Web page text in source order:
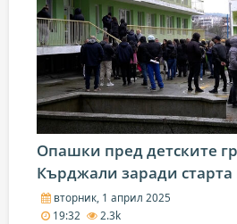
Опашки пред детските
Кърджали заради
вторник, 1 април 2025
19:32
2.3k